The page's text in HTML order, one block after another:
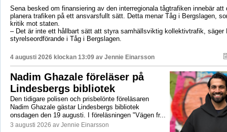
Sena besked om finansiering av den interregionala tågtrafiken innebär att
planera trafiken på ett ansvarsfullt sätt. Detta menar Tåg i Bergslagen,
kritik mot staten.
– Det är inte ett hållbart sätt att styra samhällsviktig kollektivtrafik, säger
styrelseordförande i Tåg i Bergslagen.
4 augusti 2026 klockan 13:09 av Jennie Einarsson
Nadim Ghazale föreläser på
Lindesbergs bibliotek
Den tidigare polisen och prisbelönte föreläsaren
Nadim Ghazale gästar Lindesbergs bibliotek
onsdagen den 19 augusti. I föreläsningen "Vägen fr...
3 augusti 2026 av Jennie Einarsson